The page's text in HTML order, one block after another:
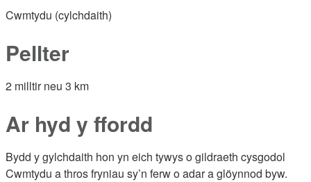
Cwmtydu (cylchdaith)
Pellter
2 milltir neu 3 km
Ar hyd y ffordd
Bydd y gylchdaith hon yn eich tywys o gildraeth cysgodol
Cwmtydu a thros fryniau sy’n ferw o adar a glöynnod byw.